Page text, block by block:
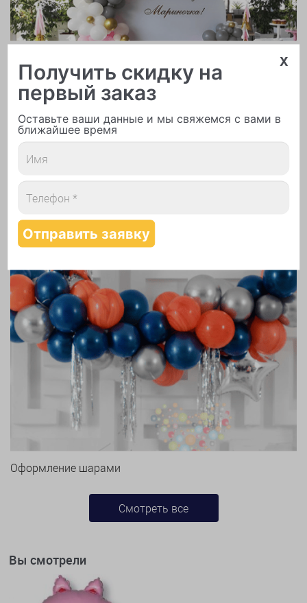
Оформление шарами
Смотреть все
Вы смотрели
x
Получить скидку на
первый заказ
Оставьте ваши данные и мы свяжемся с вами в
ближайшее время